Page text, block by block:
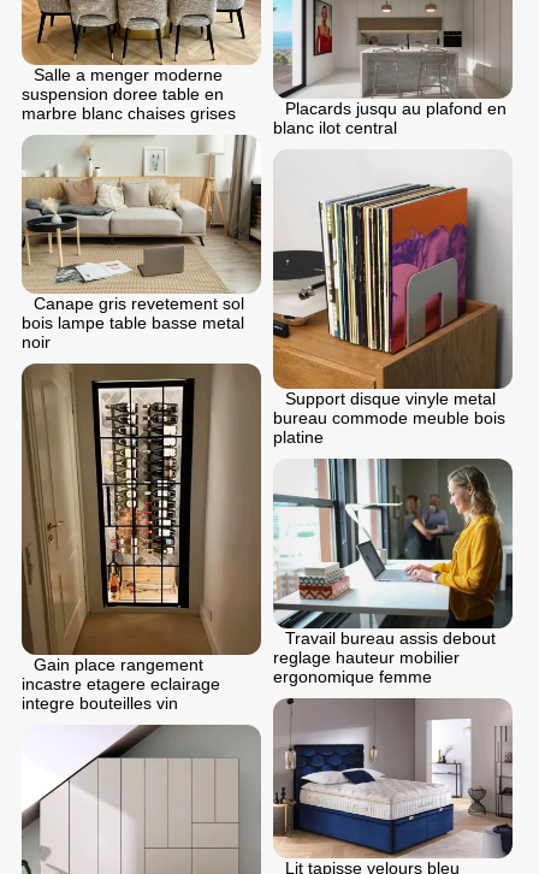
Salle a menger moderne
suspension doree table en
marbre blanc chaises grises
Placards jusqu au plafond en
blanc ilot central
Canape gris revetement sol
bois lampe table basse metal
noir
Support disque vinyle metal
bureau commode meuble bois
platine
Gain place rangement
incastre etagere eclairage
integre bouteilles vin
Travail bureau assis debout
reglage hauteur mobilier
ergonomique femme
Lit tapisse velours bleu